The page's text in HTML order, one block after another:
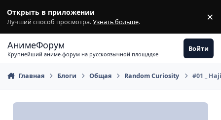
Открыть в приложении
Лучший способ просмотра.Узнать больше. ×
АнимеФорум
Крупнейший аниме-форум на русскоязычной площадке
Войти
Главная Блоги Общая Random Curiosity #01 _